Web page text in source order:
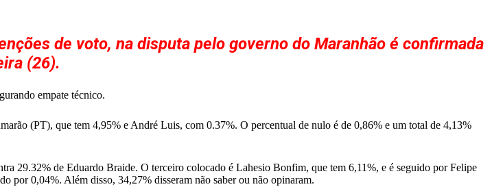
de voto, na disputa pelo governo do Maranhão é confirmada
(26).
empate técnico.
(PT), que tem 4,95% e André Luis, com 0.37%. O percentual de nulo é de 0,86% e um total de 4,13%
29.32% de Eduardo Braide. O terceiro colocado é Lahesio Bonfim, que tem 6,11%, e é seguido por Felipe
por 0,04%. Além disso, 34,27% disseram não saber ou não opinaram.